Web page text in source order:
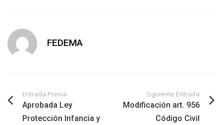
FEDEMA
Entrada Previa
Aprobada Ley
Protección Infancia y
Siguiente Entrada
Modificación art. 956
Código Civil